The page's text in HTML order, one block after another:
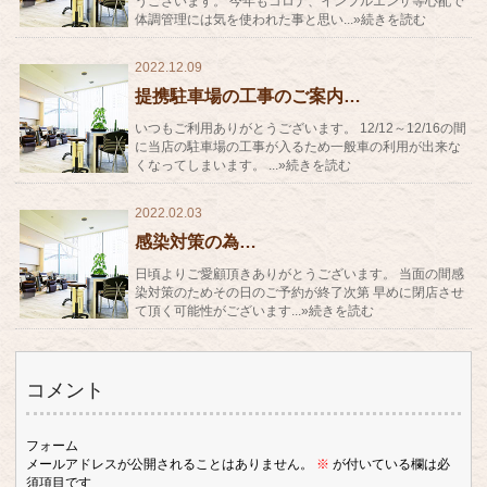
体調管理には気を使われた事と思い...»続きを読む
2022.12.09
提携駐車場の工事のご案内…
いつもご利用ありがとうございます。 12/12～12/16の間
に当店の駐車場の工事が入るため一般車の利用が出来な
くなってしまいます。 ...»続きを読む
2022.02.03
感染対策の為…
日頃よりご愛顧頂きありがとうございます。 当面の間感
染対策のためその日のご予約が終了次第 早めに閉店させ
て頂く可能性がございます...»続きを読む
コメント
フォーム
メールアドレスが公開されることはありません。
※ が付いている欄は必
須項目です